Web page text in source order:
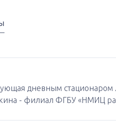
дневным
- филиал ФГБУ «НМИЦ